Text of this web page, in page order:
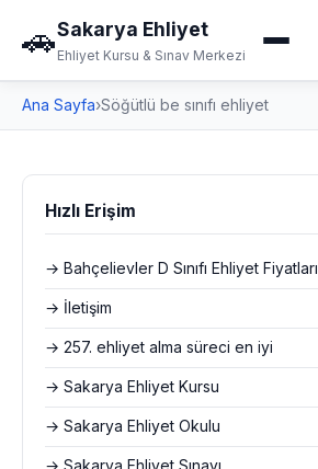
🚗Sakarya Ehliyet
Ehliyet Kursu & Sınav Merkezi
Ana Sayfa›Söğütlü be sınıfı ehliyet
Hızlı Erişim
→ Bahçelievler D Sınıfı Ehliyet Fiyatları
→ İletişim
→ 257. ehliyet alma süreci en iyi
→ Sakarya Ehliyet Kursu
→ Sakarya Ehliyet Okulu